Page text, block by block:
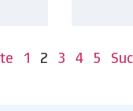
1 2 3 4 5